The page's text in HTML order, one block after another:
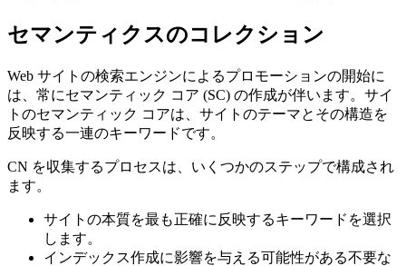
セマンティクスのコレクション
Web サイトの検索エンジンによるプロモーションの開始に
は、常にセマンティック コア (SC) の作成が伴います。サイ
トのセマンティック コアは、サイトのテーマとその構造を
反映する一連のキーワードです。
CN を収集するプロセスは、いくつかのステップで構成され
ます。
サイトの本質を最も正確に反映するキーワードを選択
します。
インデックス作成に影響を与える可能性がある不要な